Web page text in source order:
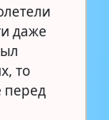
даже
то
перед